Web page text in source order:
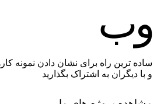
وب
ساده ترین راه برای نشان دادن نمونه
و با دیگران به اشتراک بگذارید